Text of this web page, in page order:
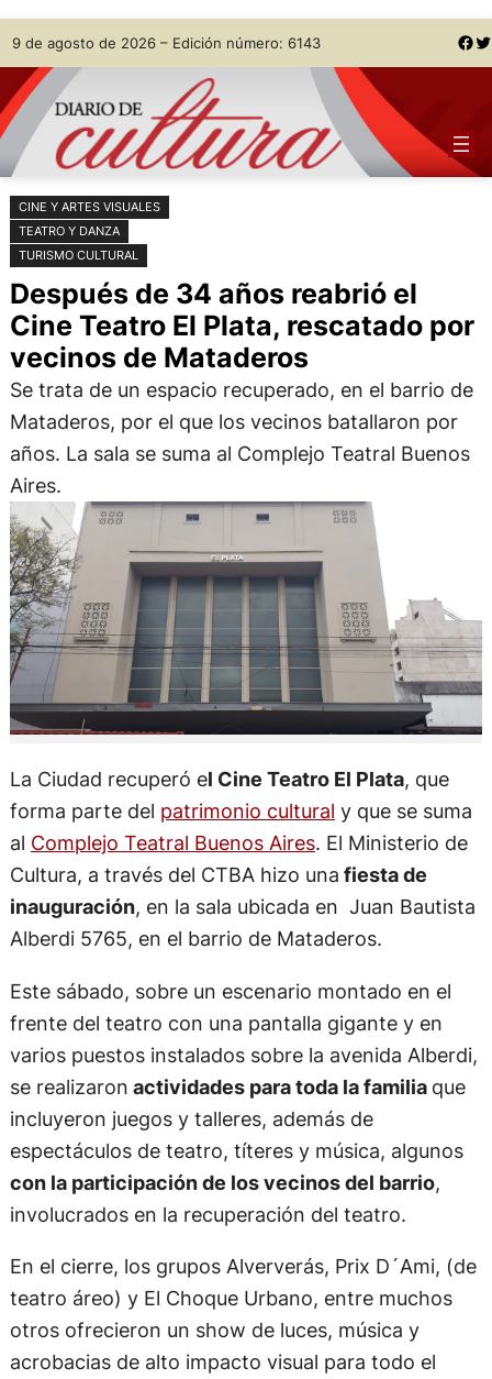
Saltar
al
contenido
Skip
to
content
9 de agosto de 2026 – Edición número: 6143 Facebook Twitter
CINE Y ARTES VISUALES
TEATRO Y DANZA
TURISMO CULTURAL
Después de 34 años reabrió el
Cine Teatro El Plata, rescatado por
vecinos de Mataderos
Se trata de un espacio recuperado, en el barrio de
Mataderos, por el que los vecinos batallaron por
años. La sala se suma al Complejo Teatral Buenos
Aires.
La Ciudad recuperó el Cine Teatro El Plata, que
forma parte del patrimonio cultural y que se suma
al Complejo Teatral Buenos Aires. El Ministerio de
Cultura, a través del CTBA hizo una fiesta de
inauguración, en la sala ubicada en Juan Bautista
Alberdi 5765, en el barrio de Mataderos.
Este sábado, sobre un escenario montado en el
frente del teatro con una pantalla gigante y en
varios puestos instalados sobre la avenida Alberdi,
se realizaron actividades para toda la familia que
incluyeron juegos y talleres, además de
espectáculos de teatro, títeres y música, algunos
con la participación de los vecinos del barrio,
involucrados en la recuperación del teatro.
En el cierre, los grupos Alververás, Prix D´Ami, (de
teatro áreo) y El Choque Urbano, entre muchos
otros ofrecieron un show de luces, música y
acrobacias de alto impacto visual para todo el